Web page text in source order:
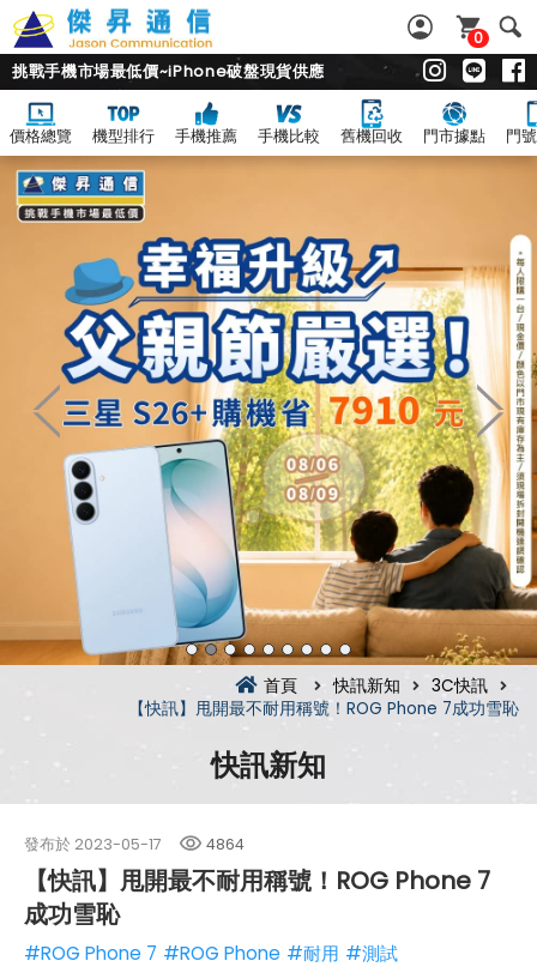
0
挑戰手機市場最低價~iPhone破盤現貨供應
價格總覽 機型排行 手機推薦 手機比較 舊機回收 門市據點 門
首頁 快訊新知
3C快訊
【快訊】甩開最不耐用稱號！ROG Phone 7成功雪恥
快訊新知
發布於 2023-05-17 4864
【快訊】甩開最不耐用稱號！ROG Phone 7
成功雪恥
#ROG Phone 7 #ROG Phone #耐用 #測試